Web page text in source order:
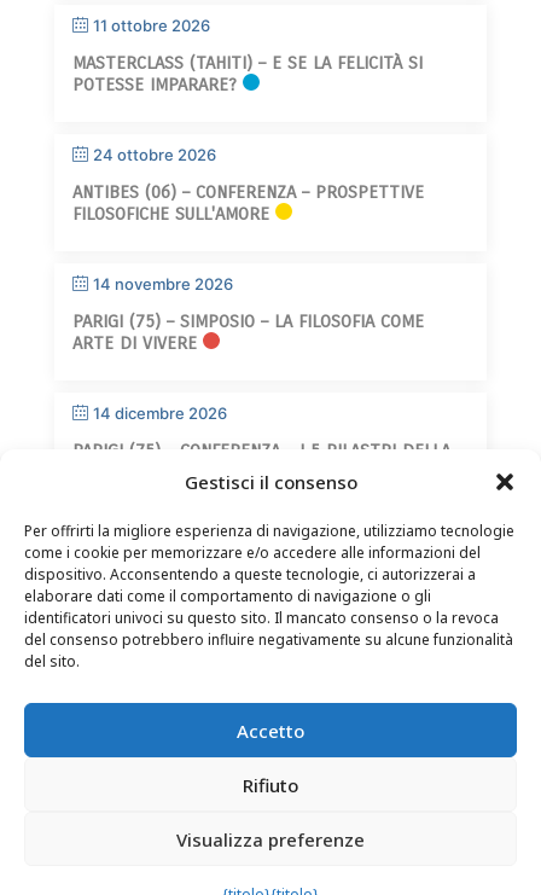
Gestisci il consenso
Per offrirti la migliore esperienza di navigazione, utilizziamo tecnologie
come i cookie per memorizzare e/o accedere alle informazioni del
dispositivo. Acconsentendo a queste tecnologie, ci autorizzerai a
elaborare dati come il comportamento di navigazione o gli
identificatori univoci su questo sito. Il mancato consenso o la revoca
del consenso potrebbero influire negativamente su alcune funzionalità
del sito.
Accetto
Rifiuto
Visualizza preferenze
11 ottobre 2026
MASTERCLASS (TAHITI) – E SE LA FELICITÀ SI
POTESSE IMPARARE?
24 ottobre 2026
ANTIBES (06) – CONFERENZA – PROSPETTIVE
FILOSOFICHE SULL'AMORE
14 novembre 2026
PARIGI (75) – SIMPOSIO – LA FILOSOFIA COME
ARTE DI VIVERE
14 dicembre 2026
PARIGI (75) – CONFERENZA – I 5 PILASTRI DELLA
CONTATTI
© 2025 – FRÉDÉRIC LENOIR – TUTTI I DIRITTI RISERVATI